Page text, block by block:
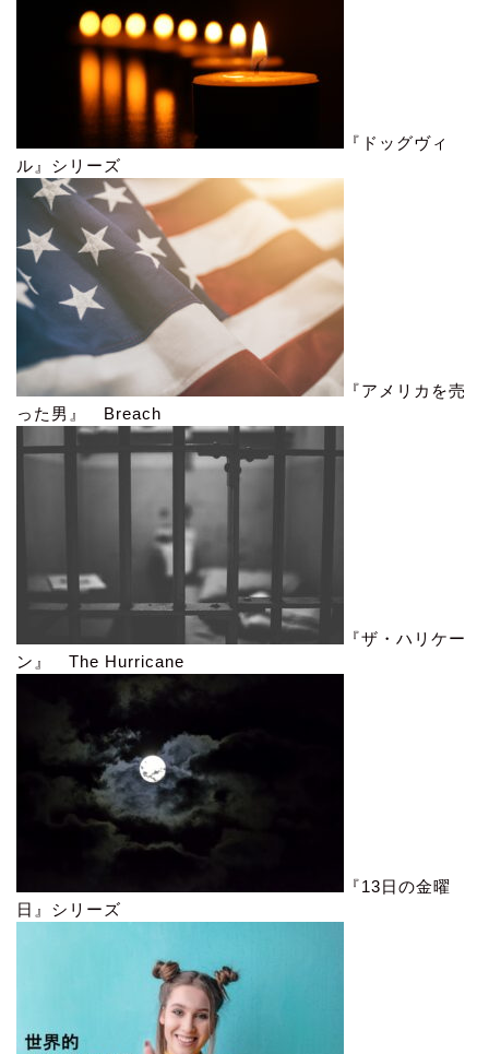
『ドッグヴィ
ル』シリーズ
『アメリカを売
った男』 Breach
『ザ・ハリケー
ン』 The Hurricane
『13日の金曜
日』シリーズ